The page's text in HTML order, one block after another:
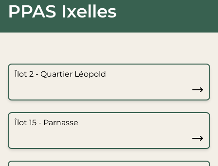
PPAS Ixelles
Îlot 2 - Quartier Léopold
Îlot 15 - Parnasse